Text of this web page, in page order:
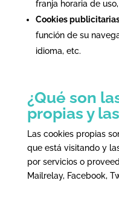
franja horaria de
Cookies
función de su
idioma, etc.
¿Qué son
propias y
Las cookies propias
que está visitando y
por servicios o
Mailrelay, Facebook,